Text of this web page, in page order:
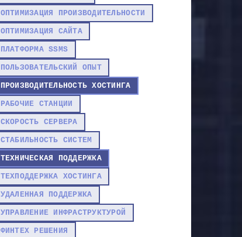
ОПТИМИЗАЦИЯ ПРОИЗВОДИТЕЛЬНОСТИ
ОПТИМИЗАЦИЯ САЙТА
ПЛАТФОРМА SSMS
ПОЛЬЗОВАТЕЛЬСКИЙ ОПЫТ
ПРОИЗВОДИТЕЛЬНОСТЬ ХОСТИНГА
РАБОЧИЕ СТАНЦИИ
СКОРОСТЬ СЕРВЕРА
СТАБИЛЬНОСТЬ СИСТЕМ
ТЕХНИЧЕСКАЯ ПОДДЕРЖКА
ТЕХПОДДЕРЖКА ХОСТИНГА
УДАЛЕННАЯ ПОДДЕРЖКА
УПРАВЛЕНИЕ ИНФРАСТРУКТУРОЙ
ФИНТЕХ РЕШЕНИЯ